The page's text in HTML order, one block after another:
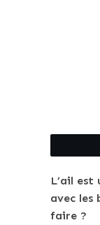
L’ail
avec les
faire ?